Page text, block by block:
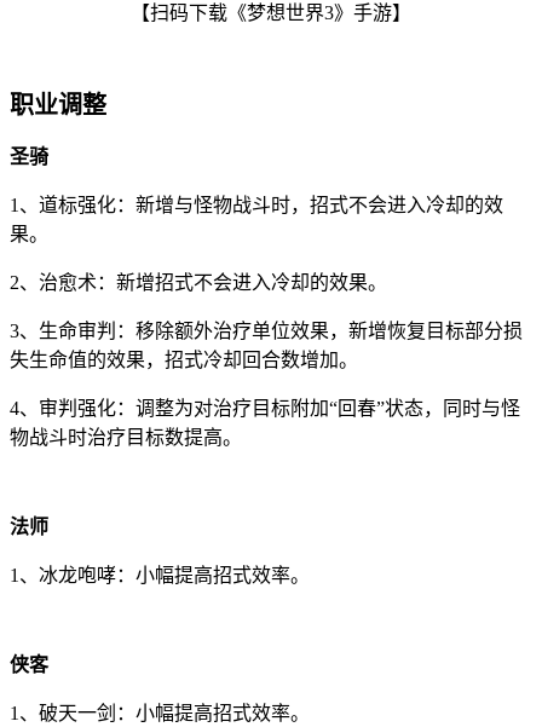
【扫码下载《梦想世界3》手游】
职业调整
圣骑
1、道标强化：新增与怪物战斗时，招式不会进入冷却的效
果。
2、治愈术：新增招式不会进入冷却的效果。
3、生命审判：移除额外治疗单位效果，新增恢复目标部分损
失生命值的效果，招式冷却回合数增加。
4、审判强化：调整为对治疗目标附加“回春”状态，同时与怪
物战斗时治疗目标数提高。
法师
1、冰龙咆哮：小幅提高招式效率。
侠客
1、破天一剑：小幅提高招式效率。